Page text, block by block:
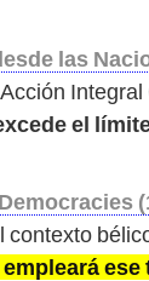
las
el
contexto
ese